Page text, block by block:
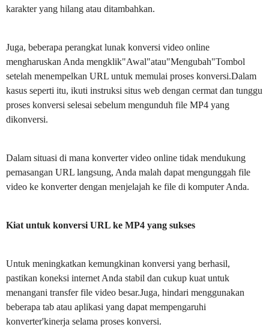
karakter yang hilang atau ditambahkan.
Juga, beberapa perangkat lunak konversi video online
mengharuskan Anda mengklik"Awal"atau"Mengubah"Tombol
setelah menempelkan URL untuk memulai proses konversi.Dalam
kasus seperti itu, ikuti instruksi situs web dengan cermat dan tunggu
proses konversi selesai sebelum mengunduh file MP4 yang
dikonversi.
Dalam situasi di mana konverter video online tidak mendukung
pemasangan URL langsung, Anda malah dapat mengunggah file
video ke konverter dengan menjelajah ke file di komputer Anda.
Kiat untuk konversi URL ke MP4 yang sukses
Untuk meningkatkan kemungkinan konversi yang berhasil,
pastikan koneksi internet Anda stabil dan cukup kuat untuk
menangani transfer file video besar.Juga, hindari menggunakan
beberapa tab atau aplikasi yang dapat mempengaruhi
konverter'kinerja selama proses konversi.